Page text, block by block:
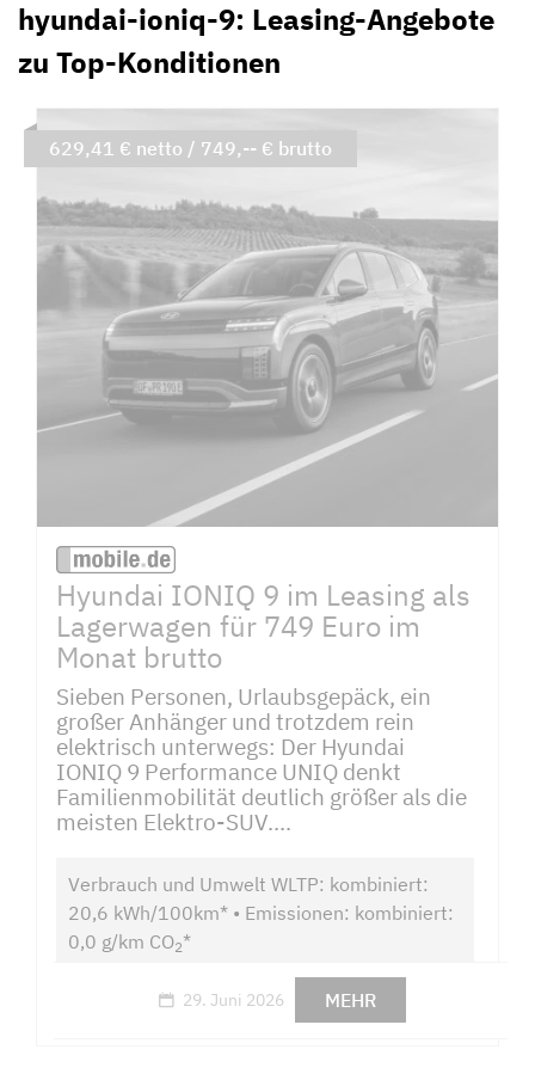
hyundai-ioniq-9: Leasing-Angebote
zu Top-Konditionen
Hyundai IONIQ 9 im Leasing als
Lagerwagen für 749 Euro im
Monat brutto
Sieben Personen, Urlaubsgepäck, ein
großer Anhänger und trotzdem rein
elektrisch unterwegs: Der Hyundai
IONIQ 9 Performance UNIQ denkt
Familienmobilität deutlich größer als die
meisten Elektro-SUV....
Verbrauch und Umwelt WLTP: kombiniert:
20,6 kWh/100km* • Emissionen: kombiniert:
0,0 g/km CO2*
29. Juni 2026 MEHR
629,41 € netto / 749,-- € brutto